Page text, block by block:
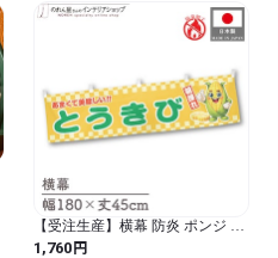
【受注生産】横幕 防炎 ポンジ と
うきび 朝採れ 180×45cm 50471
1,760円